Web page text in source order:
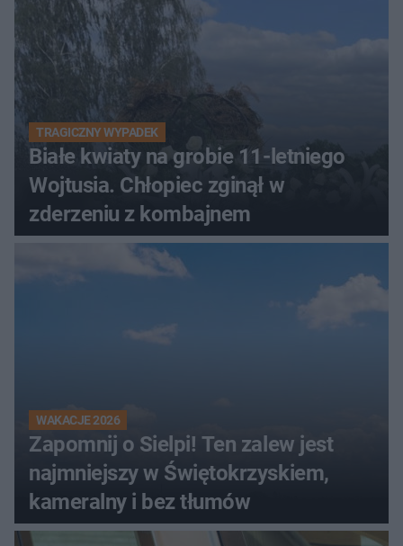
TRAGICZNY WYPADEK
Białe kwiaty na grobie 11-letniego
Wojtusia. Chłopiec zginął w
zderzeniu z kombajnem
WAKACJE 2026
Zapomnij o Sielpi! Ten zalew jest
najmniejszy w Świętokrzyskiem,
kameralny i bez tłumów